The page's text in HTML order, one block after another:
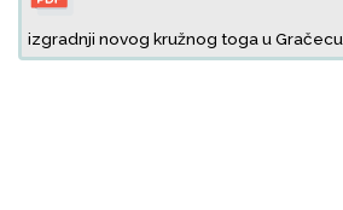
izgradnji novog kružnog toga u Gračecu